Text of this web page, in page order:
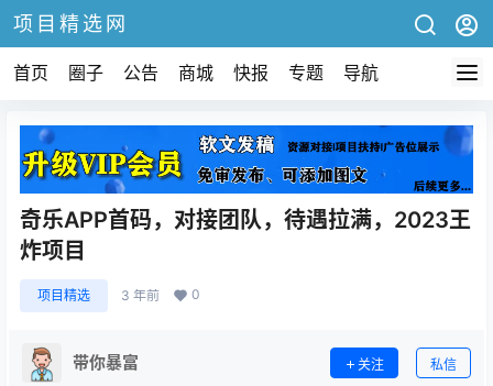
项目精选网
首页 圈子 公告 商城 快报 专题 导航
奇乐APP首码，对接团队，待遇拉满，2023王
炸项目
项目精选 3 年前 0
带你暴富 关注 私信